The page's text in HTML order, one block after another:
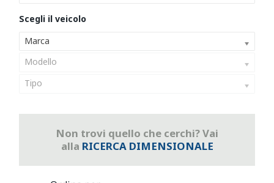
Marca
Modello
Tipo
Non trovi quello che cerchi? Vai
alla RICERCA DIMENSIONALE